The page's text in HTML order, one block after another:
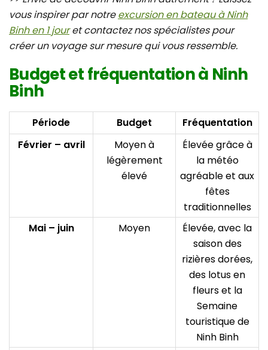
vous inspirer par notreexcursion en bateau à Ninh
Binh en 1 jouret contactez nos spécialistes pour
créer un voyage sur mesure qui vous ressemble.
Budget et fréquentation à Ninh
Binh
Période Budget
Fréquentation
Février – avril
Moyen à
légèrement
élevé
Élevée grâce à
la météo
agréable et aux
fêtes
traditionnelles
Mai – juin
Moyen
Élevée, avec la
saison des
rizières dorées,
des lotus en
fleurs et la
Semaine
touristique de
Ninh Binh